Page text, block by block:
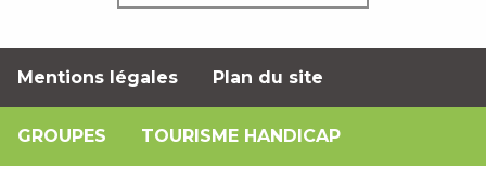
Mentions légales Plan du site
GROUPES TOURISME HANDICAP